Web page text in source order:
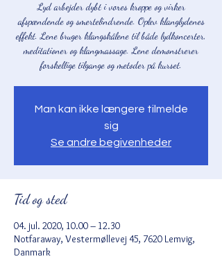
Lyd arbejder dybt i vores kroppe og virker
afspændende og smertelindrende. Oplev klanglydenes
effekt. Lene bruger klangskålene til både lydkoncerter,
meditationer og klangmassage. Lene demonstrerer
forskellige tilgange og metoder på kurset.
Man kan ikke længere tilmelde
sig
Se andre begivenheder
Tid og sted
04. jul. 2020, 10.00 – 12.30
Notfaraway, Vestermøllevej 45, 7620 Lemvig,
Danmark